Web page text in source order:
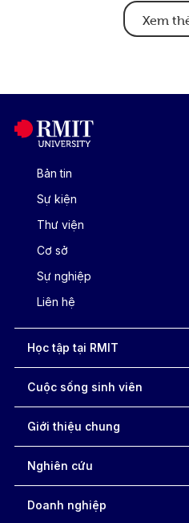
Xem
Bản tin
Sự kiện
Thư viện
Cơ sở
Sự nghiệp
Liên hệ
Học tập tại RMIT
Cuộc sống sinh viên
Giới thiệu chung
Nghiên cứu
Doanh nghiệp